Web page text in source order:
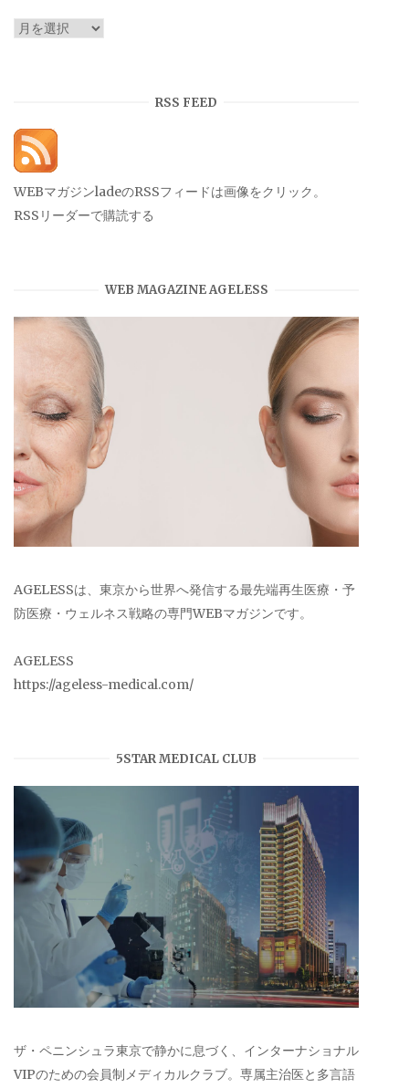
ア
RSS FEED
WEBマガジンladeのRSSフィードは画像をクリック。
RSSリーダーで購読する
WEB MAGAZINE AGELESS
AGELESSは、東京から世界へ発信する最先端再生医療・予
防医療・ウェルネス戦略の専門WEBマガジンです。
AGELESS
https://ageless-medical.com/
5STAR MEDICAL CLUB
ザ・ペニンシュラ東京で静かに息づく、インターナショナル
VIPのための会員制メディカルクラブ。専属主治医と多言語